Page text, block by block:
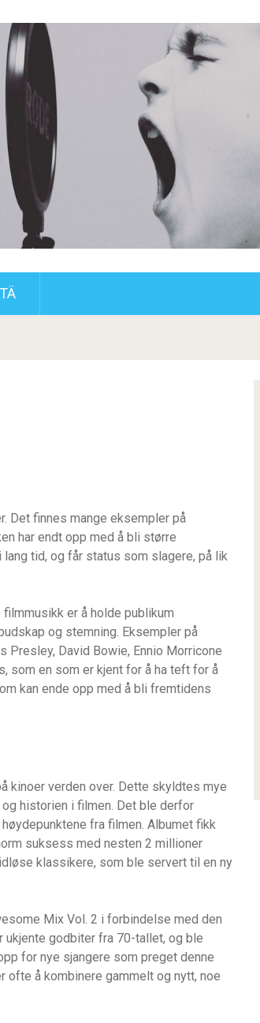
Det finnes mange eksempler på
har endt opp med å bli større
tid, og får status som slagere, på lik
er å holde publikum
og stemning. Eksempler på
David Bowie, Ennio Morricone
som en som er kjent for å ha teft for å
kan ende opp med å bli fremtidens
kinoer verden over. Dette skyldtes mye
historien i filmen. Det ble derfor
fra filmen. Albumet fikk
suksess med nesten 2 millioner
klassikere, som ble servert til en ny
Mix Vol. 2 i forbindelse med den
godbiter fra 70-tallet, og ble
for nye sjangere som preget denne
å kombinere gammelt og nytt, noe